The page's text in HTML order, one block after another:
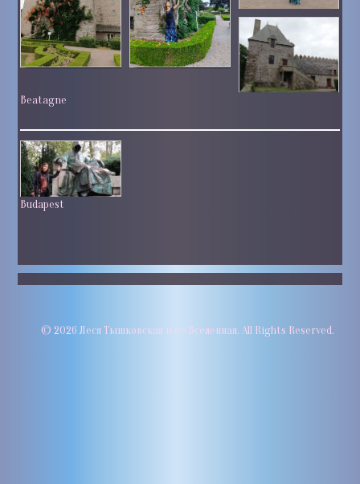
Beatagne
Budapest
© 2026 Леся Тышковская и ее Вселенная. All Rights Reserved.